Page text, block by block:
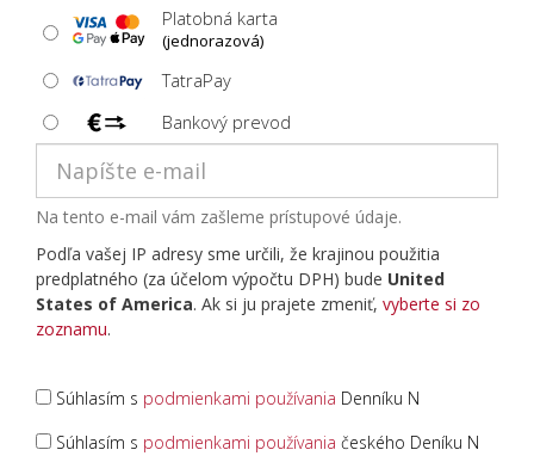
Platobná karta
(jednorazová)
TatraPay
Bankový prevod
Na tento e-mail vám zašleme prístupové údaje.
Podľa vašej IP adresy sme určili, že krajinou použitia
predplatného (za účelom výpočtu DPH) bude United
States of America. Ak si ju prajete zmeniť, vyberte si zo
zoznamu.
Súhlasím s podmienkami používania Denníku N
Súhlasím s podmienkami používania českého Deníku N